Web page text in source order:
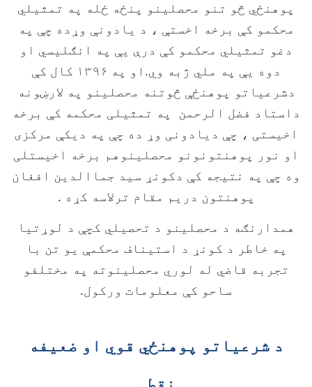
پوهنځي څو تنو محصلينو پنځه ځله په تمثيلي
محکمو کې برخه اخستې ، د يادونې وړده چې په
دغو تمثيلي محکمو کې درې يې په انګليسي او
دوه يې په ملي ژبه وي.او په ۱۳۹۶ کال کې
دشرعیاتو پوهنځې څوتنه محصلینو په لارښونه
داستاد فضل الرحمن په تمثیلی محکمه کې برخه
اخیستی ، چې دیادونی وړ ده چې په دیکې مرکزی
او نور پوهنتونونو محصلینوهم برخه اخیستلی
وه چې په نتیجه کې دکونړ سید جماالدین افغان
پوهنتون دریم مقام ترلاسه کړه .
همدارنګه د محصلينو د تحصيلي کچې د لوړتيا
په خاطر د کونړ د استيناف محکمې يو تن با
تجربه قاضي له لوري محصلينوته په مختلفو
ساحو کې معلومات ورکول.
د شرعياتو پوهنځي قوي او ضعيفه
نقطې